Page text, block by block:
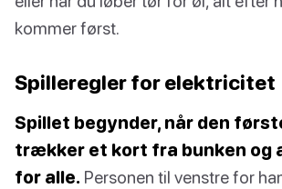
kommer først.
Spilleregler for elektricitet
Spillet begynder, når den
trækker et kort fra bunken og
for alle. Personen til venstre for